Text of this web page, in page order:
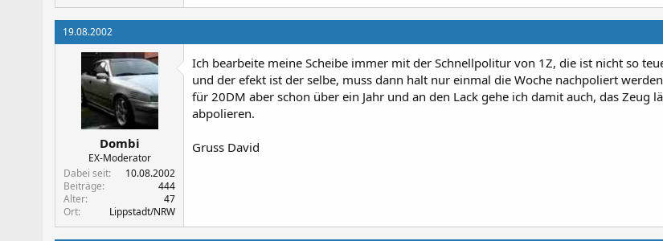
19.08.2002
Dombi
EX-Moderator
Dabei seit
10.08.2002
Beiträge
444
Alter
47
Ort
Lippstadt/NRW
Ich bearbeite meine Scheibe immer mit der Schnellpolitur von 1Z, die ist nicht so
und der efekt ist der selbe, muss dann halt nur einmal die Woche nachpoliert
für 20DM aber schon über ein Jahr und an den Lack gehe ich damit auch, das Zeug
abpolieren.
Gruss David